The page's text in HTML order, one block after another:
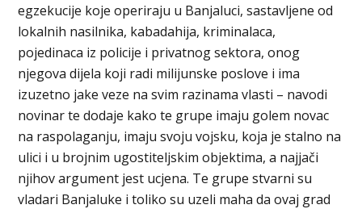
egzekucije koje operiraju u Banjaluci, sastavljene od
lokalnih nasilnika, kabadahija, kriminalaca,
pojedinaca iz policije i privatnog sektora, onog
njegova dijela koji radi milijunske poslove i ima
izuzetno jake veze na svim razinama vlasti – navodi
novinar te dodaje kako te grupe imaju golem novac
na raspolaganju, imaju svoju vojsku, koja je stalno na
ulici i u brojnim ugostiteljskim objektima, a najjači
njihov argument jest ucjena. Te grupe stvarni su
vladari Banjaluke i toliko su uzeli maha da ovaj grad